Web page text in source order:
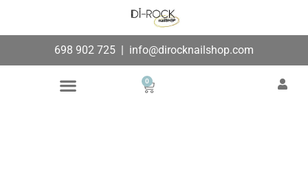
698 902 725 | info@dirocknailshop.com
0